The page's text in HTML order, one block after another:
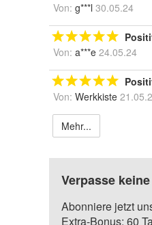
Von: g***l 30.05.24
Von: a***e 24.05.24
Von: Werkkiste
Mehr...
Verpasse
Abonniere jetzt
Extra-Bonus: 60